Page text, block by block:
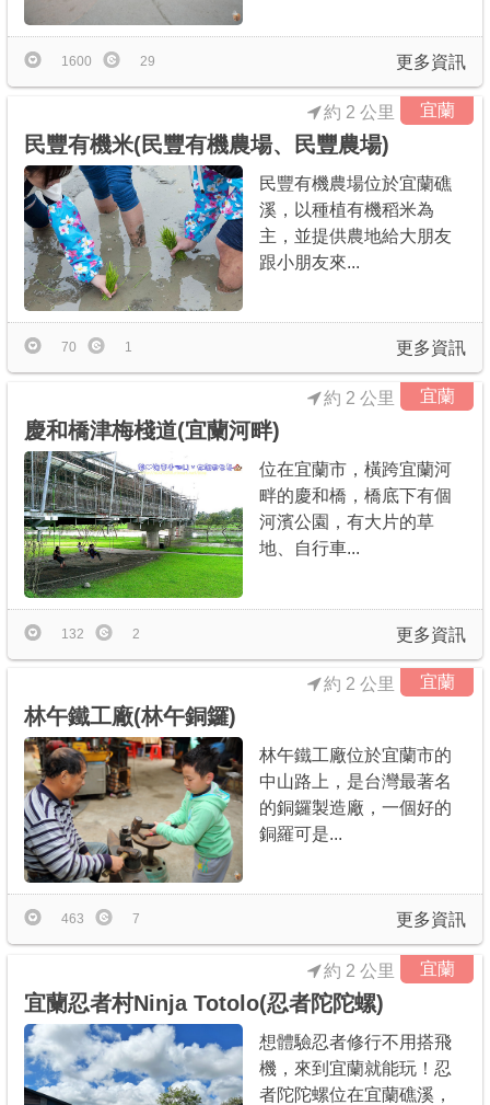
更多資訊
1600 29
宜蘭
民豐有機米(民豐有機農場、民豐農場)
約 2 公里
民豐有機農場位於宜蘭礁
溪，以種植有機稻米為
主，並提供農地給大朋友
跟小朋友來...
更多資訊
70 1
宜蘭
慶和橋津梅棧道(宜蘭河畔)
約 2 公里
位在宜蘭市，橫跨宜蘭河
畔的慶和橋，橋底下有個
河濱公園，有大片的草
地、自行車...
更多資訊
132 2
宜蘭
林午鐵工廠(林午銅鑼)
約 2 公里
林午鐵工廠位於宜蘭市的
中山路上，是台灣最著名
的銅鑼製造廠，一個好的
銅羅可是...
更多資訊
463 7
宜蘭
宜蘭忍者村Ninja Totolo(忍者陀陀螺)
約 2 公里
想體驗忍者修行不用搭飛
機，來到宜蘭就能玩！忍
者陀陀螺位在宜蘭礁溪，